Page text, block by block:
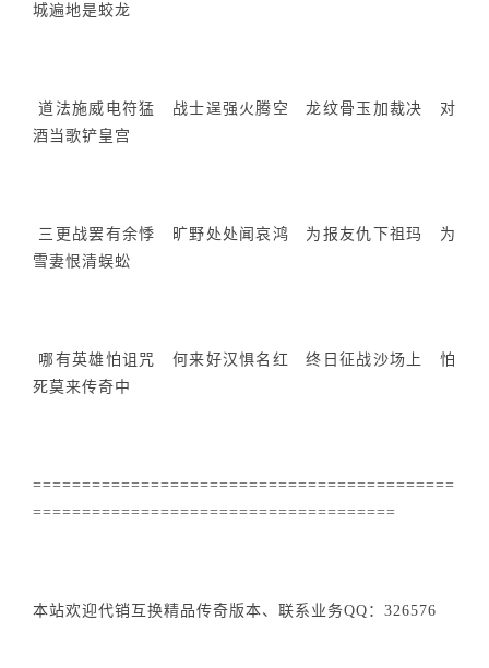
城遍地是蛟龙
道法施威电符猛 战士逞强火腾空 龙纹骨玉加裁决 对
酒当歌铲皇宫
三更战罢有余悸 旷野处处闻哀鸿 为报友仇下祖玛 为
雪妻恨清蜈蚣
哪有英雄怕诅咒 何来好汉惧名红 终日征战沙场上 怕
死莫来传奇中
===========================================
=====================================
本站欢迎代销互换精品传奇版本、联系业务QQ：326576